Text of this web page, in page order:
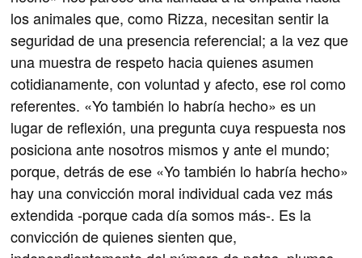
los animales que, como Rizza, necesitan sentir la
seguridad de una presencia referencial; a la vez que
una muestra de respeto hacia quienes asumen
cotidianamente, con voluntad y afecto, ese rol como
referentes. «Yo también lo habría hecho» es un
lugar de reflexión, una pregunta cuya respuesta nos
posiciona ante nosotros mismos y ante el mundo;
porque, detrás de ese «Yo también lo habría hecho»
hay una convicción moral individual cada vez más
extendida -porque cada día somos más-. Es la
convicción de quienes sienten que,